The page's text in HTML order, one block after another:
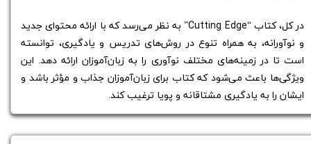
در کل، کتاب “Cutting Edge” به نظر می‌رسد که با ارائه محتوای جدید
و نوآورانه، به همراه تنوع در روش‌های تدریس و یادگیری، توانسته
است تا در زمینه‌های مختلف نوآوری را به زبان‌آموزان ارائه دهد. این
ویژگی‌ها باعث می‌شود که کتاب برای زبان‌آموزان جذاب و مؤثر باشد و
ایشان را به یادگیری مشتاقانه و پویا ترغیب کند.